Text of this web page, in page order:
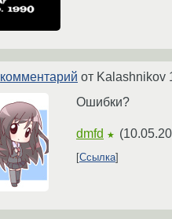
комментарий от Kalashnikov
Ошибки?
dmfd ★ (
Ссылка